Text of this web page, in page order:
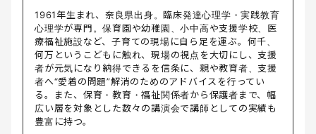
1961年生まれ、奈良県出身。臨床発達心理学・実践教育
心理学が専門。保育園や幼稚園、小中高や支援学校、医
療福祉施設など、子育ての現場に自ら足を運ぶ。何千、
何万というこどもに触れ、現場の視点を大切にし、支援
者が元気になり納得できるを信条に、親や教育者、支援
者へ“愛着の問題”解消のためのアドバイスを行ってい
る。また、保育・教育・福祉関係者から保護者まで、幅
広い層を対象とした数々の講演会で講師としての実績も
豊富に持つ。